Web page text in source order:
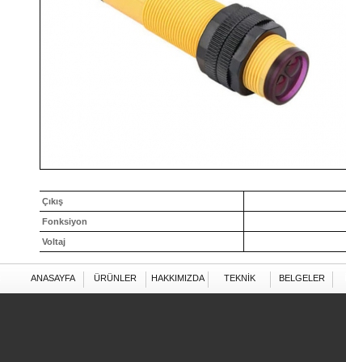
Çıkış
Fonksiyon
Voltaj
BELGELER
TEKNİK
HAKKIMIZDA
ÜRÜNLER
ANASAYFA